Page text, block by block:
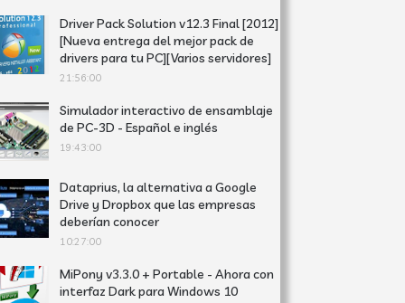
Driver Pack Solution v12.3 Final [2012]
[Nueva entrega del mejor pack de
drivers para tu PC][Varios servidores]
21:56:00
Simulador interactivo de ensamblaje
de PC-3D - Español e inglés
19:43:00
Dataprius, la alternativa a Google
Drive y Dropbox que las empresas
deberían conocer
10:27:00
MiPony v3.3.0 + Portable - Ahora con
interfaz Dark para Windows 10